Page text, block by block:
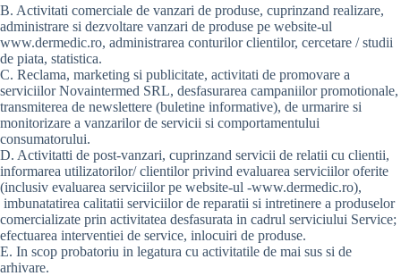
B. Activitati comerciale de vanzari de produse, cuprinzand realizare,
administrare si dezvoltare vanzari de produse pe website-ul
www.dermedic.ro, administrarea conturilor clientilor, cercetare / studii
de piata, statistica.
C. Reclama, marketing si publicitate, activitati de promovare a
serviciilor Novaintermed SRL, desfasurarea campaniilor promotionale,
transmiterea de newslettere (buletine informative), de urmarire si
monitorizare a vanzarilor de servicii si comportamentului
consumatorului.
D. Activitatti de post-vanzari, cuprinzand servicii de relatii cu clientii,
informarea utilizatorilor/ clientilor privind evaluarea serviciilor oferite
(inclusiv evaluarea serviciilor pe website-ul -www.dermedic.ro),
imbunatatirea calitatii serviciilor de reparatii si intretinere a produselor
comercializate prin activitatea desfasurata in cadrul serviciului Service;
efectuarea interventiei de service, inlocuiri de produse.
E. In scop probatoriu in legatura cu activitatile de mai sus si de
arhivare.